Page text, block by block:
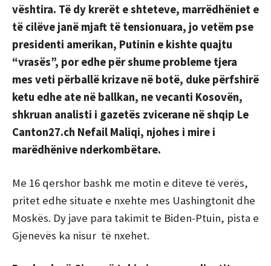
vështira. Të dy krerët e shteteve, marrëdhëniet e
të cilëve janë mjaft të tensionuara, jo vetëm pse
presidenti amerikan, Putinin e kishte quajtu
“vrasës”, por edhe për shume probleme tjera
mes veti përballë krizave në botë, duke përfshirë
ketu edhe ate në ballkan, ne vecanti Kosovën,
shkruan analisti i gazetës zvicerane në shqip Le
Canton27.ch Nefail Maliqi, njohes i mire i
marëdhënive nderkombëtare.
Me 16 qershor bashk me motin e diteve të verës,
pritet edhe situate e nxehte mes Uashingtonit dhe
Moskës. Dy jave para takimit te Biden-Ptuin, pista e
Gjenevës ka nisur të nxehet.